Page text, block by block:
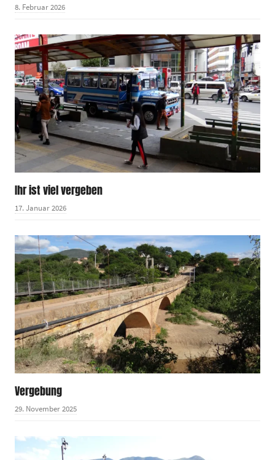
8. Februar 2026
Ihr ist viel vergeben
17. Januar 2026
Vergebung
29. November 2025